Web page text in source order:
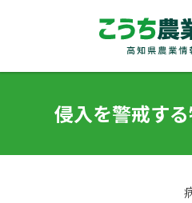
侵入を警戒す